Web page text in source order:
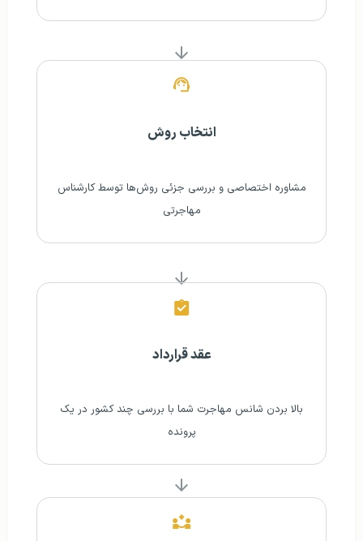
انتخاب روش
مشاوره اختصاصی و بررسی جزئی روش‌ها توسط کارشناس
مهاجرتی
عقد قرارداد
بالا بردن شانس مهاجرت شما با بررسی چند کشور در یک
پرونده